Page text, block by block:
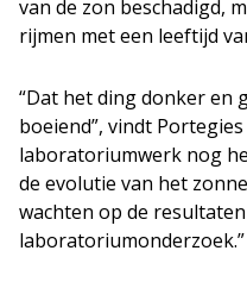
van de zon beschadigd,
rijmen met een leeftijd
“Dat het ding donker
boeiend”, vindt
laboratoriumwerk nog
de evolutie van het
wachten op de
laboratoriumonderzoek.”